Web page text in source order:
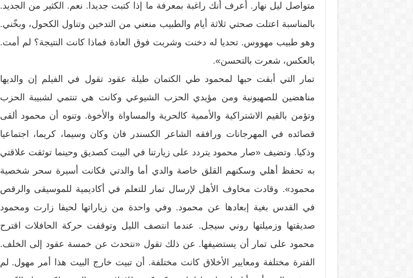
متواصل ليل نهار. أعرف أنك راغبة بمعرفة ما إذا كتبت جديدا. نعم. الكثير من الجديد.
بالمناسبة اعتلت صحتي ثلاثة أيام والطبيب منعني من التدخين وتناول الكحول، وبخّني.
وهو طبيب مهووس. تحديا له دخنت وشربت فوق العادة فماذا كانت النتيجة؟ لم أمت.
بالعكس، شعرت بالتحسن».
تمار التي أبقت حبها لمحمود طي الكتمان طيلة عقود تقول في الفيلم إن والديها
مناهضين للصهيونية ومن مؤيدي الحزب الشيوعي وكانت هي تنتمي لشبيبة الحزب
وتؤمن بالقيم الاشتراكية والأممية كالحرية والمساواة والأخوة. وتنوه أن محمود ألقى
قصائده في المهرجانات ورافقه الشاعر الكسندر فان وكان وسيما، كريما، اجتماعيا
وذكيا. وتضيف «صار محمود يتردد على زيارتنا في البيت كصديق وحينما توثقت علاقتي
به تحفظ أهلي وسكنهم القلق خاصة والدي أما والدتي فكانت أسيرة سحر شخصية
محمود». وقادت مخاوف الأهل لإرسال تمار للتعلم في أكاديمية للموسيقى والرقص
في القدس بغية إبعادها عن محمود. وفي واحدة من زياراتها لحيفا زارت ومحمود
صديقتها وزميلتها روني سيجل. عندما انتصف الليل وتوقفت حركة الحافلات اقترح
محمود على تمار أن يستضيفها. عن ذلك تقول «نتحدث عن خمسة عقود إلى الخلف.
الفترة مختلفة ومعايير الأخلاق كانت مختلفة. أن تبيت خارج البيت هذا أمر مهول. لم